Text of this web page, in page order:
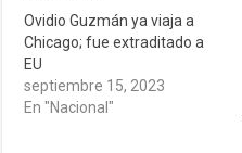
Ovidio Guzmán ya viaja a
Chicago; fue extraditado a
EU
septiembre 15, 2023
En "Nacional"